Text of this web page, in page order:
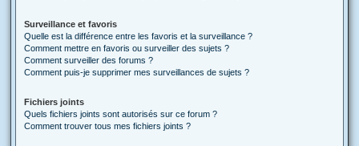
Surveillance et favoris
Quelle est la différence entre les favoris et la surveillance ?
Comment mettre en favoris ou surveiller des sujets ?
Comment surveiller des forums ?
Comment puis-je supprimer mes surveillances de sujets ?
Fichiers joints
Quels fichiers joints sont autorisés sur ce forum ?
Comment trouver tous mes fichiers joints ?